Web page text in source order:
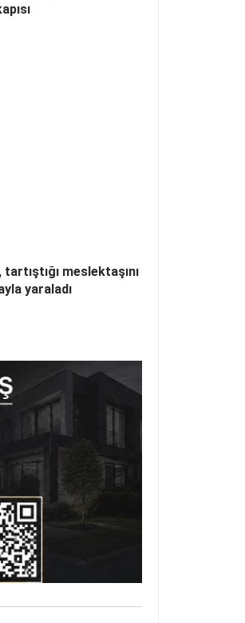
meslektaşını
yaraladı